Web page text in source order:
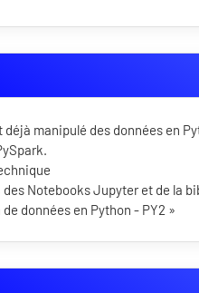
déjà manipulé des données en
Notebooks Jupyter et de la
données en Python - PY2 »